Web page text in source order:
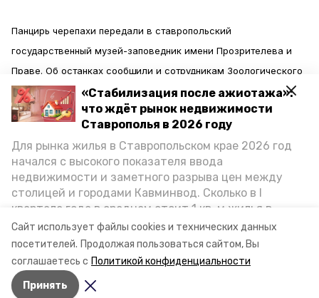
Сайт использует файлы cookies и технических данных
посетителей. Продолжая пользоваться сайтом, Вы
соглашаетесь с Политикой конфиденциальности
Принять
«Стабилизация после ажиотажа»:
что ждёт рынок недвижимости
Ставрополья в 2026 году
Для рынка жилья в Ставропольском крае 2026 год
начался с высокого показателя ввода
недвижимости и заметного разрыва цен между
столицей и городами Кавминвод. Сколько в I
квартале года в среднем стоит 1 кв. м жилья в
городах и округах региона, как изменился спрос на
первичку и вторичку, какова себестоимость
стройки собственного жилья в этом году и какие
прогнозы о стоимости квадратных метров дают
эксперты, выясняла корреспондент «Победы26».
Панцирь черепахи передали в ставропольский
государственный музей-заповедник имени Прозрителева и
Праве. Об останках сообщили и сотрудникам Зоологического
института РАН. И уже скоро питерские ученые вынесут
экспертное заключение об уникальности ставропольской
А между тем в Железноводске устроили нелегальную свалку
в лесном массиве. Свидетелями инцидентасталиместные
жители.
Авторы: Алексей Прус